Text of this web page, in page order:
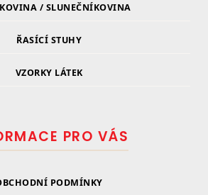
/ SLUNEČNÍKOVINA
ŘASÍCÍ STUHY
VZORKY LÁTEK
PRO VÁS
PODMÍNKY